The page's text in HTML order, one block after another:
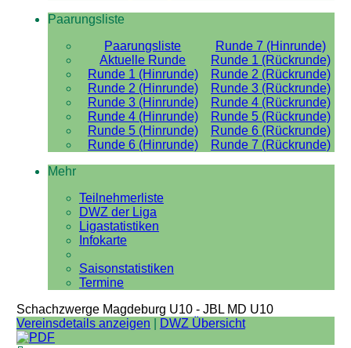
Paarungsliste
Paarungsliste
Runde 7 (Hinrunde)
Aktuelle Runde
Runde 1 (Rückrunde)
Runde 1 (Hinrunde)
Runde 2 (Rückrunde)
Runde 2 (Hinrunde)
Runde 3 (Rückrunde)
Runde 3 (Hinrunde)
Runde 4 (Rückrunde)
Runde 4 (Hinrunde)
Runde 5 (Rückrunde)
Runde 5 (Hinrunde)
Runde 6 (Rückrunde)
Runde 6 (Hinrunde)
Runde 7 (Rückrunde)
Mehr
Teilnehmerliste
DWZ der Liga
Ligastatistiken
Infokarte
Saisonstatistiken
Termine
Schachzwerge Magdeburg U10 - JBL MD U10
Vereinsdetails anzeigen
DWZ Übersicht